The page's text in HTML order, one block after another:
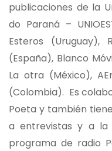
publicaciones de la
do Paraná –
Esteros (Uruguay),
(España), Blanco
La otra (México),
(Colombia). Es
Poeta y también
a entrevistas y a la
programa de radio